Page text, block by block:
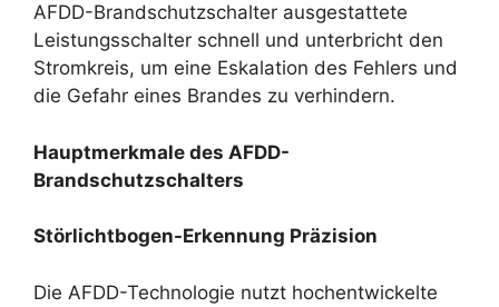
AFDD-Brandschutzschalter ausgestattete
Leistungsschalter schnell und unterbricht den
Stromkreis, um eine Eskalation des Fehlers und
die Gefahr eines Brandes zu verhindern.
Hauptmerkmale des AFDD-
Brandschutzschalters
Störlichtbogen-Erkennung Präzision
Die AFDD-Technologie nutzt hochentwickelte